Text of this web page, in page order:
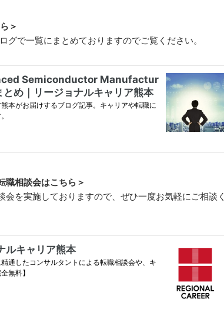
＞
で一覧にまとめておりますのでご覧ください。
職相談会はこちら＞
を実施しておりますので、ぜひ一度お気軽にご相談く